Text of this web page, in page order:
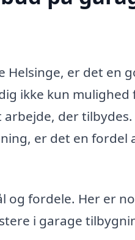
er det en
ikke kun mulighed
der
er det en fordel
og fordele. Her er
i garage